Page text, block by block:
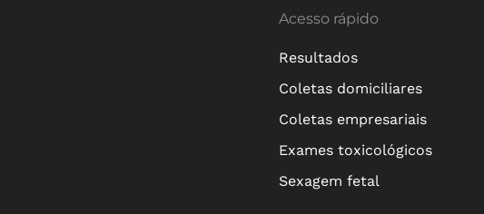
Acesso rápido
Resultados
Coletas domiciliares
Coletas empresariais
Exames toxicológicos
Sexagem fetal